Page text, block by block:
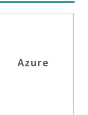
Azure